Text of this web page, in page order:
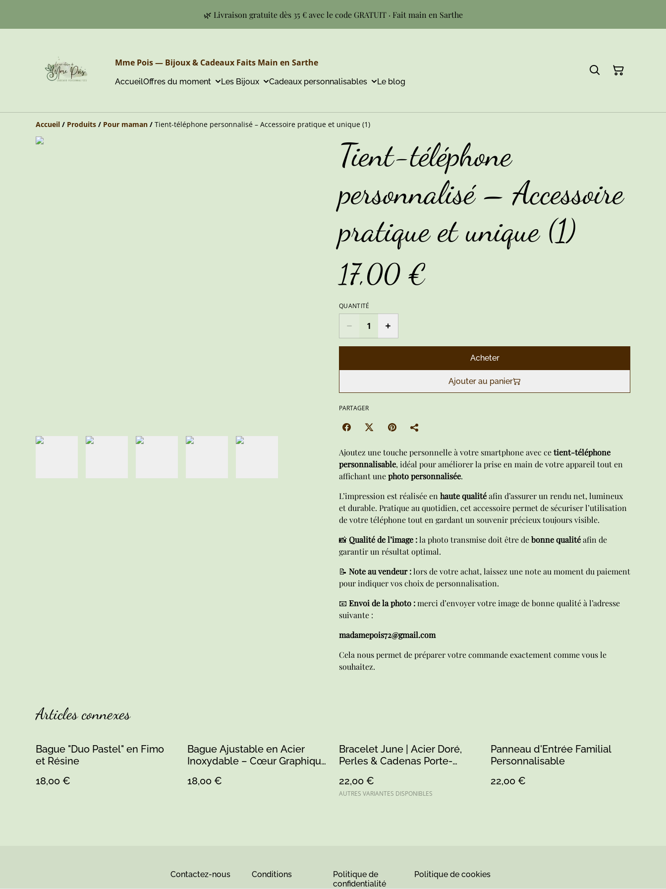
🌿 Livraison gratuite dès 35 € avec le code GRATUIT · Fait main en Sarthe
Mme Pois — Bijoux & Cadeaux Faits Main en Sarthe
AccueilOffres du moment Les Bijoux Cadeaux personnalisables Le blog
Accueil / Produits / Pour maman / Tient-téléphone personnalisé – Accessoire pratique et unique (1)
Tient-téléphone
personnalisé – Accessoire
pratique et unique (1)
17,00 €
QUANTITÉ
Acheter
Ajouter au panier
PARTAGER
Ajoutez une touche personnelle à votre smartphone avec cetient-téléphone
personnalisable, idéal pour améliorer la prise en main de votre appareil tout en
affichant unephoto personnalisée.
L’impression est réalisée en haute qualitéafin d’assurer un rendu net, lumineux
et durable. Pratique au quotidien, cet accessoire permet de sécuriser l’utilisation
de votre téléphone tout en gardant un souvenir précieux toujours visible.
📸Qualité de l’image :la photo transmise doit être debonne qualitéafin de
garantir un résultat optimal.
📝 Note au vendeur :lors de votre achat, laissez une note au moment du paiement
pour indiquer vos choix de personnalisation.
📧 Envoi de la photo :merci d’envoyer votre image de bonne qualité à l’adresse
suivante :
madamepois72@gmail.com
Cela nous permet de préparer votre commande exactement comme vous le
souhaitez.
Articles connexes
Bague "Duo Pastel" en Fimo
et Résine
18,00 €
Bague Ajustable en Acier
Inoxydable – Cœur Graphique
Émeraude avec Finition
18,00 €
Bracelet June | Acier Doré,
Perles & Cadenas Porte-
22,00 €
AUTRES VARIANTES DISPONIBLES
Panneau d'Entrée Familial
Personnalisable
22,00 €
Contactez-nous Conditions
Politique de
confidentialité
Politique de cookies